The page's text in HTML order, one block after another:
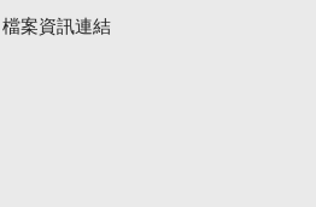
檔案資訊連結